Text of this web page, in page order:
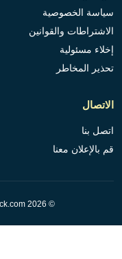
سياسة الخصوصية
الاشتراطات والقوانين
إخلاء مسئولية
تحذير المخاطر
الاتصال
اتصل بنا
قم بالإعلان معنا
© 2026 ArabicStock.com. جميع الحقوق محفوظة.